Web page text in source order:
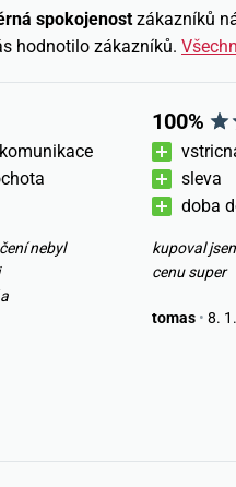
spokojenostzákazníků
hodnotilo zákazníků.
nebyl
100%
sleva
doba
kupoval
cenu super
tomas • 8.